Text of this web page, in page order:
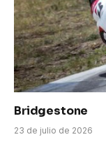
Bridgestone
23 de julio de 2026